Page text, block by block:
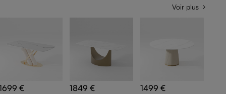
Voir plus
€ 1849 € 1499 €